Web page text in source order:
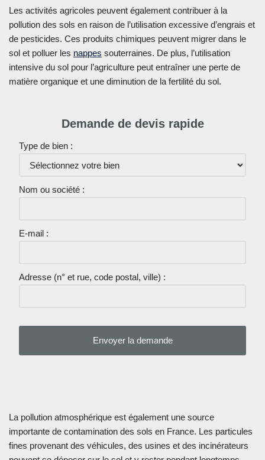
Les activités agricoles peuvent également contribuer à la
pollution des sols en raison de l’utilisation excessive d’engrais et
de pesticides. Ces produits chimiques peuvent migrer dans le
sol et polluer les nappes souterraines. De plus, l’utilisation
intensive du sol pour l’agriculture peut entraîner une perte de
matière organique et une diminution de la fertilité du sol.
Demande de devis rapide
Type de bien :
Nom ou société :
E-mail :
Adresse (n° et rue, code postal, ville) :
La pollution atmosphérique est également une source
importante de contamination des sols en France. Les particules
fines provenant des véhicules, des usines et des incinérateurs